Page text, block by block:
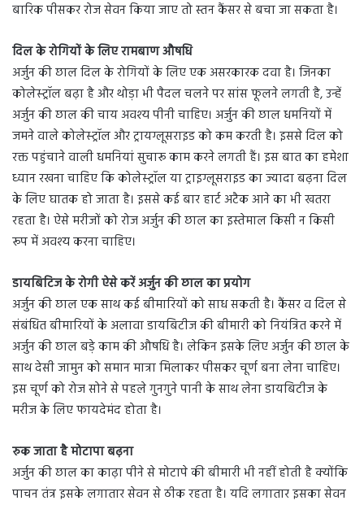
बारिक पीसकर रोज सेवन किया जाए तो स्तन कैंसर से बचा जा सकता है।
दिल के रोगियों के लिए रामबाण औषधि
अर्जुन की छाल दिल के रोगियों के लिए एक असरकारक दवा है। जिनका
कोलेस्ट्रॉल बढ़ा है और थोड़ा भी पैदल चलने पर सांस फूलने लगती है, उन्हें
अर्जुन की छाल की चाय अवश्य पीनी चाहिए। अर्जुन की छाल धमनियों में
जमने वाले कोलेस्ट्रॉल और ट्रायग्लूसराइड को कम करती है। इससे दिल को
रक्त पहुंचाने वाली धमनियां सुचारू काम करने लगती हैं। इस बात का हमेशा
ध्यान रखना चाहिए कि कोलेस्ट्रॉल या ट्राइग्लूसराइड का ज्यादा बढ़ना दिल
के लिए घातक हो जाता है। इससे कई बार हार्ट अटैक आने का भी खतरा
रहता है। ऐसे मरीजों को रोज अर्जुन की छाल का इस्तेमाल किसी न किसी
रूप में अवश्य करना चाहिए।
डायबिटिज के रोगी ऐसे करें अर्जुन की छाल का प्रयोग
अर्जुन की छाल एक साथ कई बीमारियों को साध सकती है। कैंसर व दिल से
संबंधित बीमारियों के अलावा डायबिटीज की बीमारी को नियंत्रित करने में
अर्जुन की छाल बड़े काम की औषधि है। लेकिन इसके लिए अर्जुन की छाल के
साथ देसी जामुन को समान मात्रा मिलाकर पीसकर चूर्ण बना लेना चाहिए।
इस चूर्ण को रोज सोने से पहले गुनगुने पानी के साथ लेना डायबिटीज के
मरीज के लिए फायदेमंद होता है।
रुक जाता है मोटापा बढ़ना
अर्जुन की छाल का काढ़ा पीने से मोटापे की बीमारी भी नहीं होती है क्योंकि
पाचन तंत्र इसके लगातार सेवन से ठीक रहता है। यदि लगातार इसका सेवन